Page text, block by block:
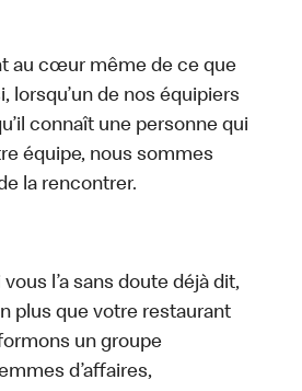
au cœur même de ce que
lorsqu’un de nos équipiers
connaît une personne qui
équipe, nous sommes
la rencontrer.
l’a sans doute déjà dit,
plus que votre restaurant
un groupe
d’affaires,